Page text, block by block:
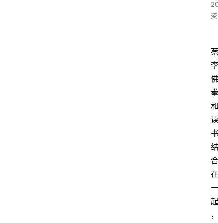
蔡
李
佛
拳
和
读
书
结
合
在
一
起
，